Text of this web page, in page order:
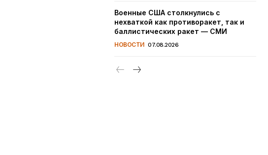
Военные США столкнулись с
нехваткой как противоракет, так и
баллистических ракет — СМИ
НОВОСТИ 07.08.2026